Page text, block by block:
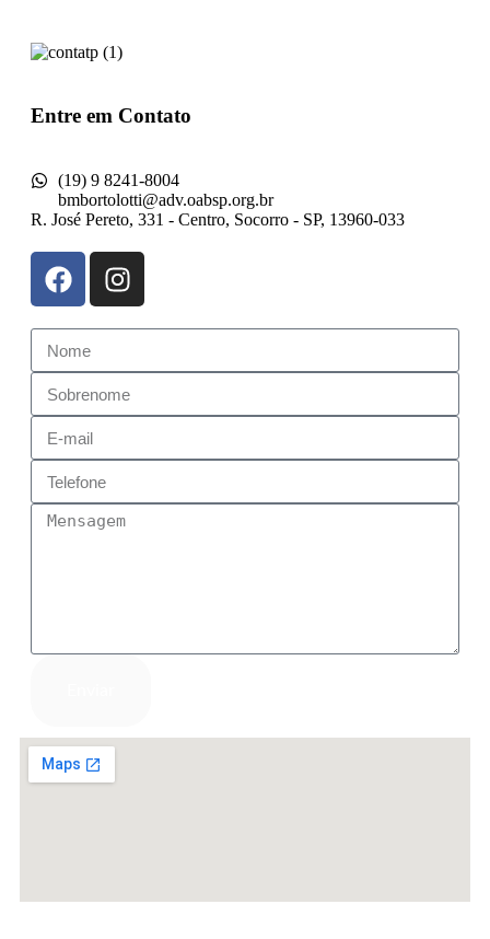
Entre em Contato
(19) 9 8241-8004
bmbortolotti@adv.oabsp.org.br
R. José Pereto, 331 - Centro, Socorro - SP, 13960-033